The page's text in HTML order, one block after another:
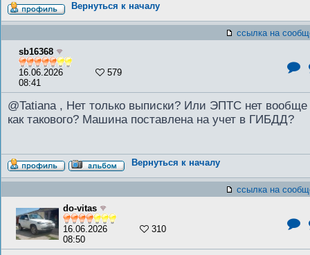
Вернуться к началу
ссылка на
sb16368
16.06.2026
08:41
579
@Tatiana , Нет только выписки? Или ЭПТС нет вообще
как такового? Машина поставлена на учет в ГИБДД?
Вернуться к началу
ссылка на
do-vitas
16.06.2026
08:50
310